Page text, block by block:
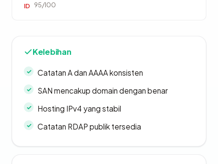
ID 95/100
Kelebihan
Catatan A dan AAAA konsisten
SAN mencakup domain dengan benar
Hosting IPv4 yang stabil
Catatan RDAP publik tersedia